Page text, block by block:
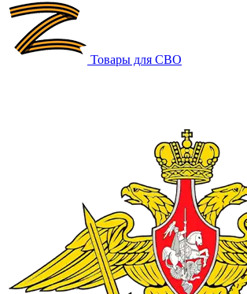
Товары для СВО